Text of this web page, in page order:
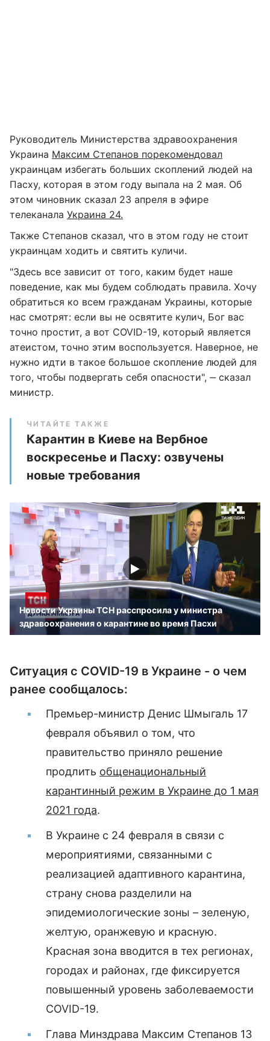
Руководитель Министерства здравоохранения
Украина Максим Степанов порекомендовал
украинцам избегать больших скоплений людей на
Пасху, которая в этом году выпала на 2 мая. Об
этом чиновник сказал 23 апреля в эфире
телеканала Украина 24.
Также Степанов сказал, что в этом году не стоит
украинцам ходить и святить куличи.
"Здесь все зависит от того, каким будет наше
поведение, как мы будем соблюдать правила. Хочу
обратиться ко всем гражданам Украины, которые
нас смотрят: если вы не освятите кулич, Бог вас
точно простит, а вот COVID-19, который является
атеистом, точно этим воспользуется. Наверное, не
нужно идти в такое большое скопление людей для
того, чтобы подвергать себя опасности", ‒ сказал
министр.
ЧИТАЙТЕ ТАКЖЕ
Карантин в Киеве на Вербное
воскресенье и Пасху: озвучены
новые требования
Новости Украины ТСН расспросила у министра
здравоохранения о карантине во время Пасхи
Ситуация с COVID-19 в Украине - о чем
ранее сообщалось:
Премьер-министр Денис Шмыгаль 17
февраля объявил о том, что
правительство приняло решение
продлить общенациональный
карантинный режим в Украине до 1 мая
2021 года.
В Украине с 24 февраля в связи с
мероприятиями, связанными с
реализацией адаптивного карантина,
страну снова разделили на
эпидемиологические зоны – зеленую,
желтую, оранжевую и красную.
Красная зона вводится в тех регионах,
городах и районах, где фиксируется
повышенный уровень заболеваемости
COVID-19.
Глава Минздрава Максим Степанов 13